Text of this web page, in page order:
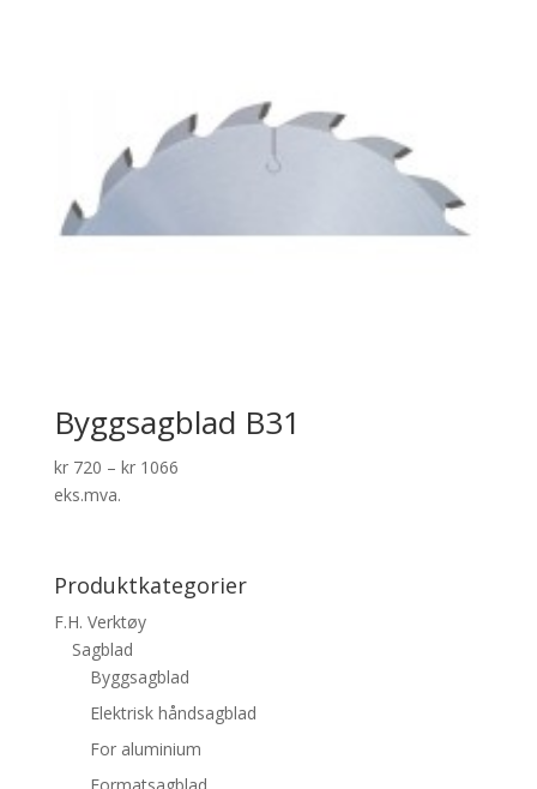
Byggsagblad B31
kr720 – kr1066
eks.mva.
Produktkategorier
F.H. Verktøy
Sagblad
Byggsagblad
Elektrisk håndsagblad
For aluminium